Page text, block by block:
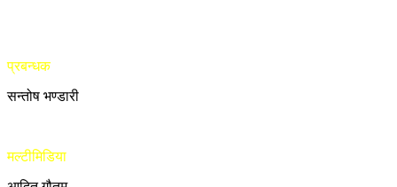
प्रबन्धक
सन्तोष भण्डारी
मल्टीमिडिया